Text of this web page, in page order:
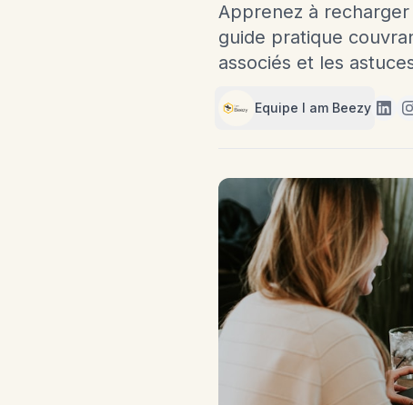
Apprenez à
guide pratique
associés et les
Equipe I am Beezy